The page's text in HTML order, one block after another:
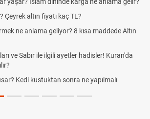
Çeyrek altın fiyatı kaç TL?
ne anlama geliyor? 8 kısa maddede Altın
ve Sabır ile ilgili ayetler hadisler! Kuran'da
Kedi kustuktan sonra ne yapılmalı